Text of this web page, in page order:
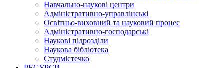
Навчально-наукові центри
Адміністративно-управлінські
Освітньо-виховний та науковий процес
Адміністративно-господарські
Наукові підрозділи
Наукова бібліотека
Студмістечко